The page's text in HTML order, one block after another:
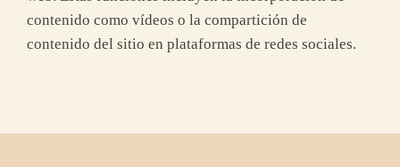
contenido como vídeos o la compartición de
contenido del sitio en plataformas de redes sociales.